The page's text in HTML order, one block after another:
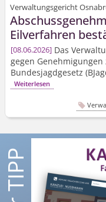
Verwaltungsgericht
Eilverfahren
08.06.2026 Das
gegen
Bundesjagdgesetz
Weiterlesen